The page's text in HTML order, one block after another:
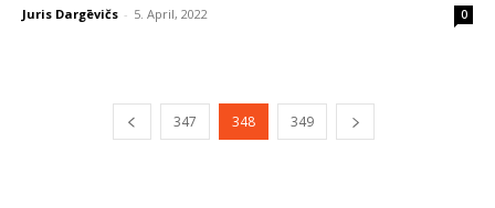
Juris Dargēvičs - 5. April, 2022 0
347 348 349